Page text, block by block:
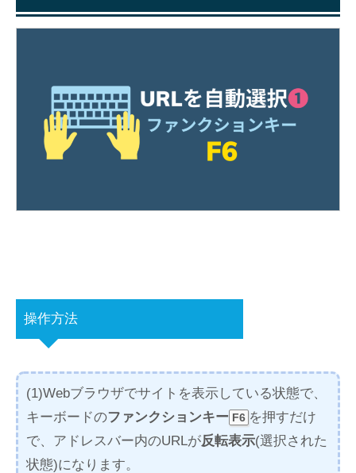
操作方法
(1)Webブラウザでサイトを表示している状態で、
キーボードのファンクションキー F6 を押すだけ
で、アドレスバー内のURLが反転表示(選択された
状態)になります。